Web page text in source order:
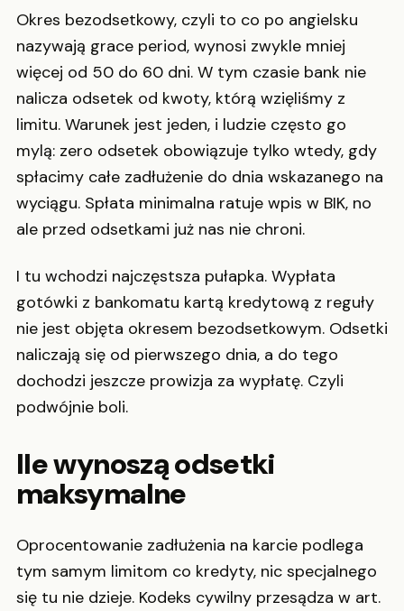
Okres bezodsetkowy, czyli to co po angielsku
nazywają grace period, wynosi zwykle mniej
więcej od 50 do 60 dni. W tym czasie bank nie
nalicza odsetek od kwoty, którą wzięliśmy z
limitu. Warunek jest jeden, i ludzie często go
mylą: zero odsetek obowiązuje tylko wtedy, gdy
spłacimy całe zadłużenie do dnia wskazanego na
wyciągu. Spłata minimalna ratuje wpis w BIK, no
ale przed odsetkami już nas nie chroni.
I tu wchodzi najczęstsza pułapka. Wypłata
gotówki z bankomatu kartą kredytową z reguły
nie jest objęta okresem bezodsetkowym. Odsetki
naliczają się od pierwszego dnia, a do tego
dochodzi jeszcze prowizja za wypłatę. Czyli
podwójnie boli.
Ile wynoszą odsetki
maksymalne
Oprocentowanie zadłużenia na karcie podlega
tym samym limitom co kredyty, nic specjalnego
się tu nie dzieje. Kodeks cywilny przesądza w art.